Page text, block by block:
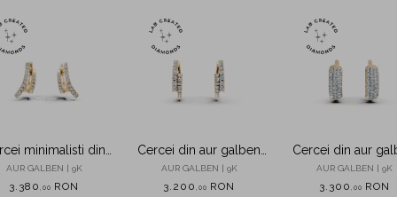
minimalisti din
galben cu diamante
in laborator
AUR GALBEN | 9K
3.380 ,00 RON
Cercei din aur galben
cu diamante create in
AUR GALBEN | 9K
3.200 ,00 RON
Cercei din aur
cu diamante
create in
AUR GALBEN | 9K
3.300 00 RON